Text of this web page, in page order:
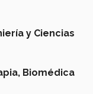
y Ciencias
Biomédica